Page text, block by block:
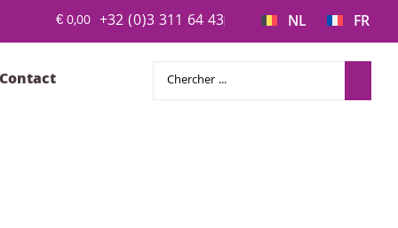
€0,00 +32 (0)3 311 64 43 NL FR
Contact